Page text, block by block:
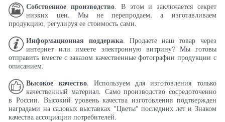
Собственное производство. В этом и заключается секрет
низких цен. Мы не перепродаем, а изготавливаем
продукцию, регулируя ее стоимость сами.
Информационная поддержка. Продаете наш товар через
интернет или имеете электронную витрину? Мы готовы
отправить вместе с заказом качественные фотографии продукции с
описанием.
Высокое качество. Используем для изготовления только
качественный материал. Само производство сосредоточенно
в России. Высокий уровень качества изготовления подтвержден
наградами на садовых выставках "Цветы" последних лет и Знаком
качества ассоциации потребителей.